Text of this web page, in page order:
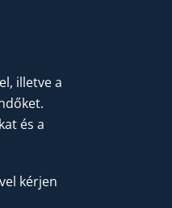
illetve a
és a
kérjen